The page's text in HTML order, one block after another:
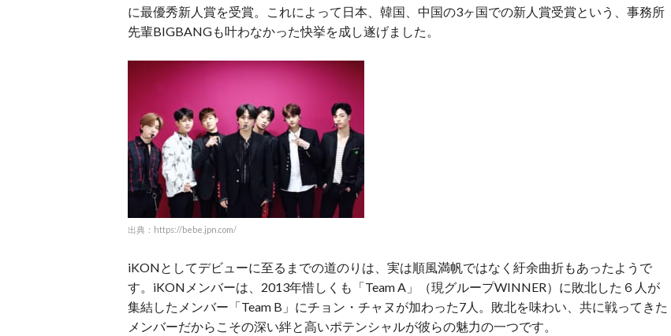
に最優秀新人賞を受賞。これによって日本、韓国、中国の3ヶ国での新人賞受賞という、事務所
先輩BIGBANGも叶わなかった快挙を成し遂げました。
出典：https://bebe.jpn.com/
iKONとしてデビューに至るまでの道のりは、実は順風満帆ではなく紆余曲折もあったようで
す。iKONメンバーは、2013年惜しくも「Team A」（現グループWINNER）に敗北した６人が
集結したメンバー「Team B」にチョン・チャヌが加わった7人。敗北を味わい、共に戦ってきた
メンバーだからこその深い絆と高いポテンシャルが彼らの魅力の一つです。